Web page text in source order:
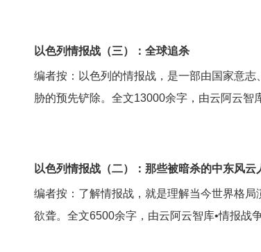
以色列情报战（三）：全球追杀
编者按：以色列的情报战，是一部由国家意
胁的预先铲除。全文13000余字，由云阿云智
以色列情报战（二）：那些被暗杀的中东风云
编者按：了解情报战，就是理解当今世界格
欲聋。全文6500余字，由云阿云智库•情报战